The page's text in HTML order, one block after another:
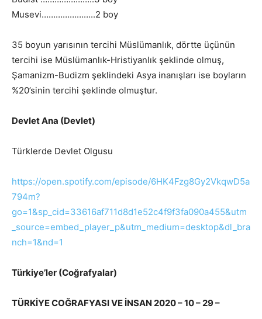
Musevi…………………..2 boy
35 boyun yarısının tercihi Müslümanlık, dörtte üçünün
tercihi ise Müslümanlık-Hristiyanlık şeklinde olmuş,
Şamanizm-Budizm şeklindeki Asya inanışları ise boyların
%20’sinin tercihi şeklinde olmuştur.
Devlet Ana (Devlet)
Türklerde Devlet Olgusu
https://open.spotify.com/episode/6HK4Fzg8Gy2VkqwD5a
794m?
go=1&sp_cid=33616af711d8d1e52c4f9f3fa090a455&utm
_source=embed_player_p&utm_medium=desktop&dl_bra
nch=1&nd=1
Türkiye’ler (Coğrafyalar)
TÜRKİYE COĞRAFYASI VE İNSAN 2020 – 10 – 29 –